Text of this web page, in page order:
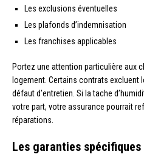
Les exclusions éventuelles
Les plafonds d’indemnisation
Les franchises applicables
Portez une attention particulière aux
logement. Certains contrats excluent
défaut d’entretien. Si la tache
votre part, votre assurance pourrait
réparations.
Les garanties spécifiques